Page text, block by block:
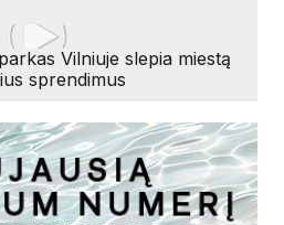
Vilniuje slepia miestą
sprendimus